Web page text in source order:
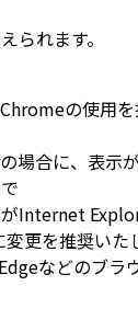
られます。
の使用
場合に、表示
Internet
更を推奨いた
などのブラ